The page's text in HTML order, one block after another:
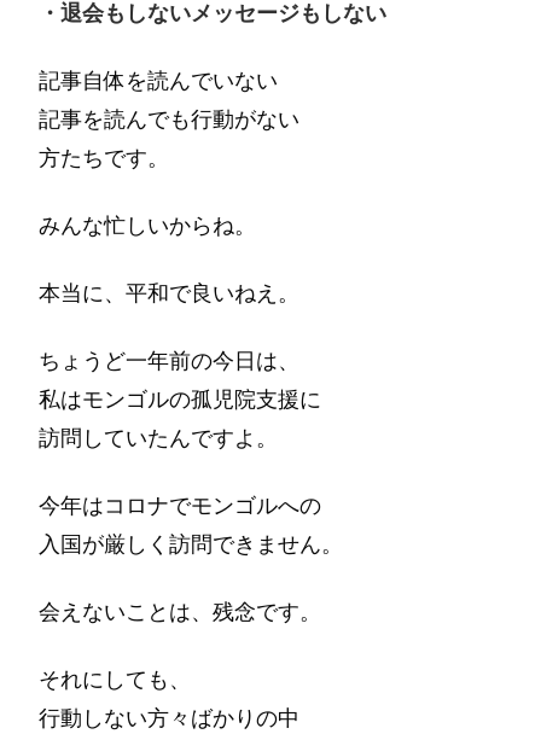
・退会もしないメッセージもしない
記事自体を読んでいない
記事を読んでも行動がない
方たちです。
みんな忙しいからね。
本当に、平和で良いねえ。
ちょうど一年前の今日は、
私はモンゴルの孤児院支援に
訪問していたんですよ。
今年はコロナでモンゴルへの
入国が厳しく訪問できません。
会えないことは、残念です。
それにしても、
行動しない方々ばかりの中